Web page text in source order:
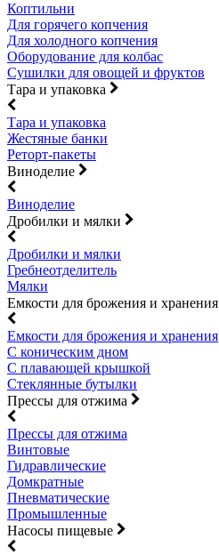
Коптильни
Для горячего копчения
Для холодного копчения
Оборудование для колбас
Сушилки для овощей и фруктов
Тара и упаковка
Тара и упаковка
Жестяные банки
Реторт-пакеты
Виноделие
Виноделие
Дробилки и мялки
Дробилки и мялки
Гребнеотделитель
Мялки
Емкости для брожения и хранения
Емкости для брожения и хранения
С коническим дном
С плавающей крышкой
Стеклянные бутылки
Прессы для отжима
Прессы для отжима
Винтовые
Гидравлические
Домкратные
Пневматические
Промышленные
Насосы пищевые